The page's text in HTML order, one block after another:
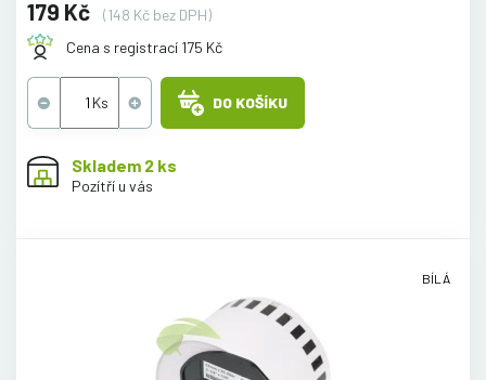
179 Kč
(148 Kč bez DPH)
Cena s registrací 175 Kč
DO KOŠÍKU
Skladem 2 ks
Pozítří u vás
BÍLÁ